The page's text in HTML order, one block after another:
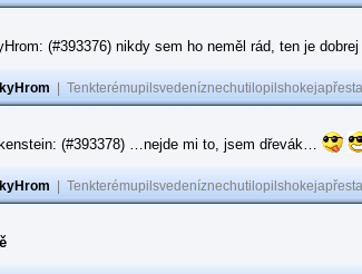
(#393376) nikdy sem ho neměl rád, ten je
(#393378) …nejde mi to, jsem dřevák…